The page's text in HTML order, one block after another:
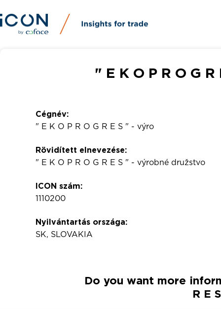
" E K O P R O G
Cégnév:
" E K O P R O G R E S " - výro
Rövidített elnevezése:
" E K O P R O G R E S " - výrobné družstvo
ICON szám:
1110200
Nyilvántartás országa:
SK, SLOVAKIA
Do you want more
R E